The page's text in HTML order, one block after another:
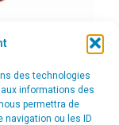
des technologies
informations des
permettra de
navigation ou les ID